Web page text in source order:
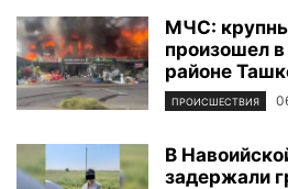
МЧС:
произошел
районе
ПРОИСШЕСТВИЯ
В
задержали